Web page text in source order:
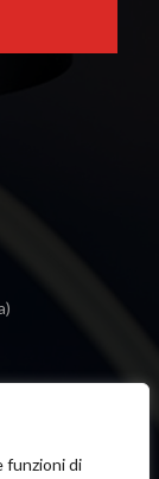
funzioni di